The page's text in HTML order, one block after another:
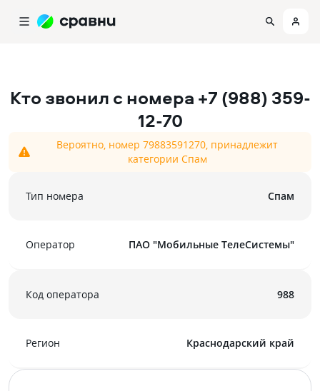
Кто звонил с номера +7 (988) 359-
12-70
Вероятно, номер 79883591270, принадлежит
категории Спам
Тип номера Спам
Оператор ПАО "Мобильные ТелеСистемы"
Код оператора 988
Регион Краснодарский край